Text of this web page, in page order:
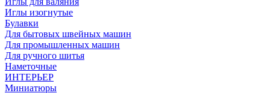
Иглы изогнутые
Булавки
Для бытовых швейных машин
Для промышленных машин
Для ручного шитья
Наметочные
ИНТЕРЬЕР
Миниатюры